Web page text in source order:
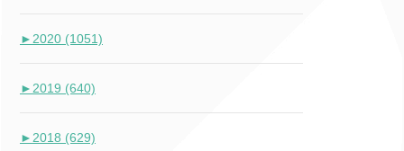
► 2020 (1051)
► 2019 (640)
► 2018 (629)